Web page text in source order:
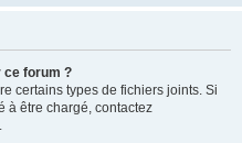
ce forum ?
certains types de fichiers joints. Si
à être chargé, contactez